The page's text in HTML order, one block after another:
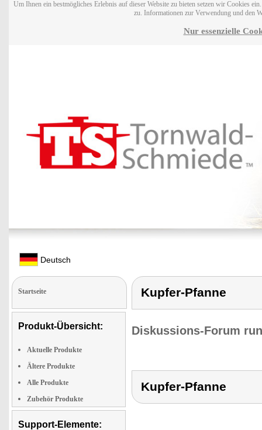
Um Ihnen ein bestmögliches Erlebnis auf dieser Website zu bieten setzen wir Cookies
zu. Informationen zur Verwendung und den
Nur essenzielle
Deutsch
Startseite
Produkt-Übersicht:
Aktuelle Produkte
Ältere Produkte
Alle Produkte
Zubehör Produkte
Support-Elemente:
Kupfer-Pfanne
Diskussions-Forum
Kupfer-Pfanne